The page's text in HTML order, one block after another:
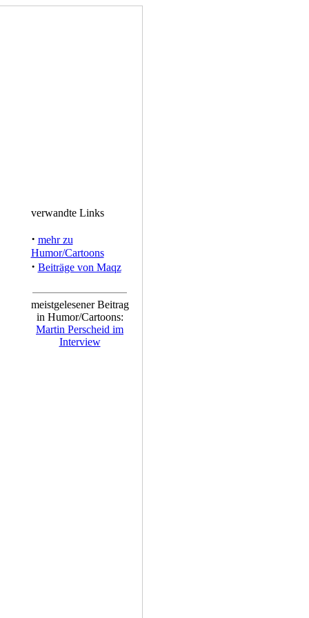
verwandte Links
· mehr zu
Humor/Cartoons
· Beiträge von Maqz
meistgelesener Beitrag
in Humor/Cartoons:
Martin Perscheid im
Interview